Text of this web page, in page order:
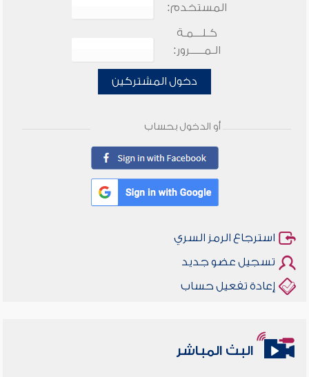
المستخدم:
كـلـــمـة
الـمـــــرور:
دخول المشتركين
أو الدخول بحساب
استرجاع الرمز السري
تسجيل عضو جديد
إعادة تفعيل حساب
البث المباشر